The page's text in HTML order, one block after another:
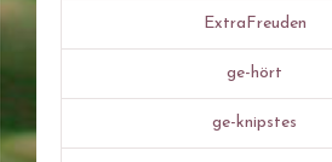
ExtraFreuden
ge-hört
ge-knipstes